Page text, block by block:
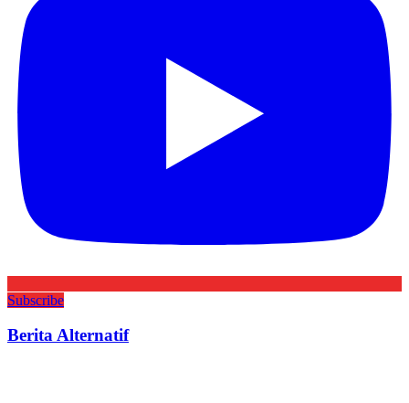
Subscribe
Berita Alternatif